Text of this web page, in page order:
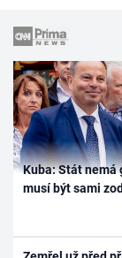
Kuba: Stát nemá
musí být sami